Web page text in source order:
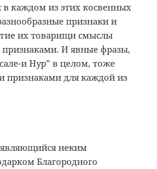
в каждом из этих косвенных
признаки и
их товарищи смыслы
признаками. И явные фразы,
и Нур” в целом, тоже
признаками для каждой из
неким
Благородного